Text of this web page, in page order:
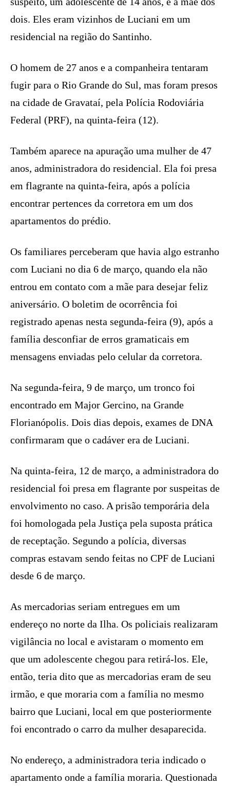
dois. Eles eram vizinhos de Luciani em um
residencial na região do Santinho.
O homem de 27 anos e a companheira tentaram
fugir para o Rio Grande do Sul, mas foram presos
na cidade de Gravataí, pela Polícia Rodoviária
Federal (PRF), na quinta-feira (12).
Também aparece na apuração uma mulher de 47
anos, administradora do residencial. Ela foi presa
em flagrante na quinta-feira, após a polícia
encontrar pertences da corretora em um dos
apartamentos do prédio.
Os familiares perceberam que havia algo estranho
com Luciani no dia 6 de março, quando ela não
entrou em contato com a mãe para desejar feliz
aniversário. O boletim de ocorrência foi
registrado apenas nesta segunda-feira (9), após a
família desconfiar de erros gramaticais em
mensagens enviadas pelo celular da corretora.
Na segunda-feira, 9 de março, um tronco foi
encontrado em Major Gercino, na Grande
Florianópolis. Dois dias depois, exames de DNA
confirmaram que o cadáver era de Luciani.
Na quinta-feira, 12 de março, a administradora do
residencial foi presa em flagrante por suspeitas de
envolvimento no caso. A prisão temporária dela
foi homologada pela Justiça pela suposta prática
de receptação. Segundo a polícia, diversas
compras estavam sendo feitas no CPF de Luciani
desde 6 de março.
As mercadorias seriam entregues em um
endereço no norte da Ilha. Os policiais realizaram
vigilância no local e avistaram o momento em
que um adolescente chegou para retirá-los. Ele,
então, teria dito que as mercadorias eram de seu
irmão, e que moraria com a família no mesmo
bairro que Luciani, local em que posteriormente
foi encontrado o carro da mulher desaparecida.
No endereço, a administradora teria indicado o
apartamento onde a família moraria. Questionada